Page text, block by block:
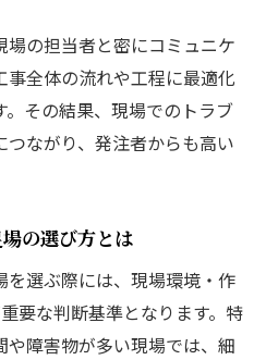
の担当者と密にコミュニケ
全体の流れや工程に最適化
。その結果、現場でのトラブ
ながり、発注者からも高い
の選び方とは
を選ぶ際には、現場環境・作
要な判断基準となります。特
障害物が多い現場では、細